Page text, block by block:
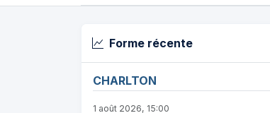
Forme récente
CHARLTON
1 août 2026, 15:00